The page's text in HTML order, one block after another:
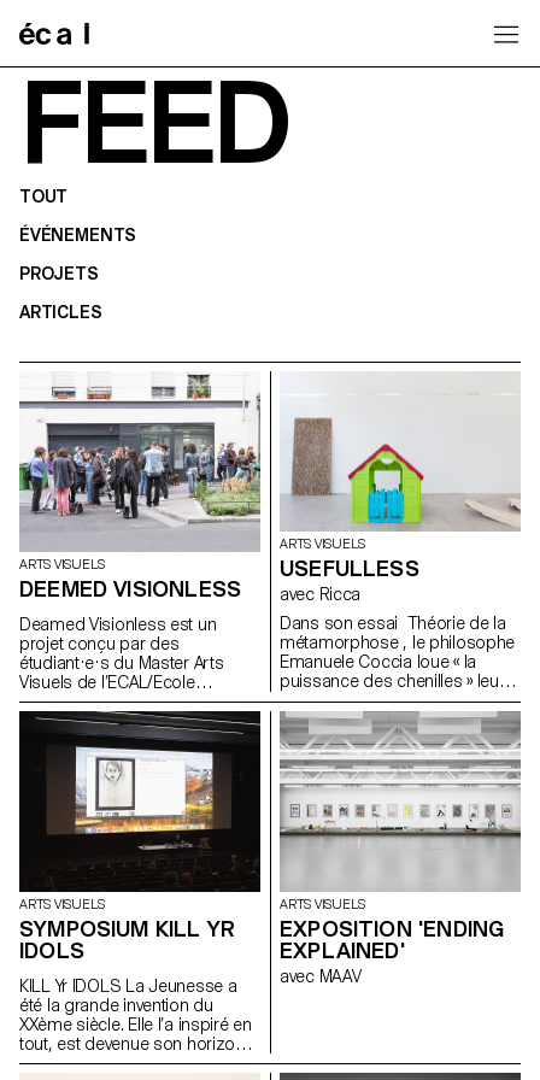
FEED
TOUT
ÉVÉNEMENTS
PROJETS
ARTICLES
ARTS VISUELS
DEEMED VISIONLESS
Deamed Visionless est un
projet conçu par des
étudiant·e·s du Master Arts
Visuels de l’ECAL/Ecole
cantonale d’art de Lausanne.
ARTS VISUELS
USEFULLESS
avec Ricca
Dans son essai Théorie de la
métamorphose , le philosophe
Emanuele Coccia loue « la
puissance des chenilles » leur
permettant de passer d’une
existence à l’autre sans devoir
mourir ni renaître, faisant par là
basculer le monde sans le
toucher. Cet état amphibie
s’incarne dans la figure du
cocon, étape à la fois
intermédiaire et entière, qui
territoire borné mais sans
limites, ni complètement la vie,
ni totalement la mort ; c’est une
forme plurielle et poreuse
rendant compte simultanément
gouverne cette exposition.
ARTS VISUELS
SYMPOSIUM KILL YR
IDOLS
KILL Yr IDOLS La Jeunesse a
été la grande invention du
XXème siècle. Elle l’a inspiré en
tout, est devenue son horizon,
son moteur. Nous avançons
ARTS VISUELS
EXPOSITION 'ENDING
EXPLAINED'
avec MAAV